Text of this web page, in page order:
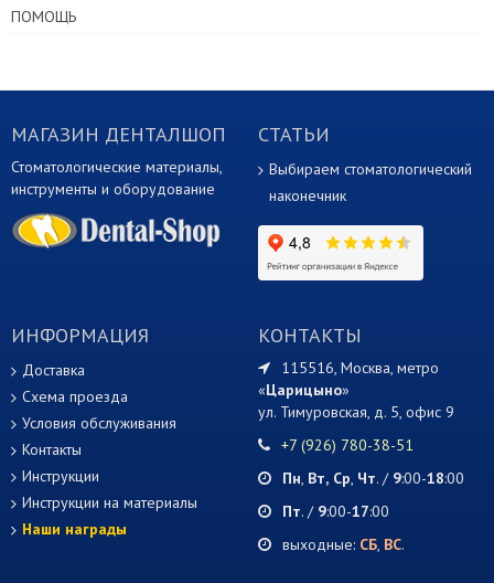
ПОМОЩЬ
МАГАЗИН ДЕНТАЛШОП
Стоматологические материалы,
инструменты и оборудование
СТАТЬИ
Выбираем стоматологический
наконечник
ИНФОРМАЦИЯ
Доставка
Схема проезда
Условия обслуживания
Контакты
Инструкции
Инструкции на материалы
Наши награды
КОНТАКТЫ
115516, Москва, метро
«Царицыно»
ул. Тимуровская, д. 5, офис 9
+7 (926) 780-38-51
Пн, Вт, Ср, Чт. / 9:00-18:00
Пт. / 9:00-17:00
выходные: СБ, ВС.